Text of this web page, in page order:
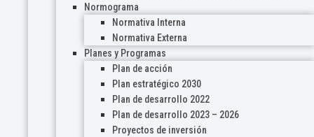
Normograma
Normativa Interna
Normativa Externa
Planes y Programas
Plan de acción
Plan estratégico 2030
Plan de desarrollo 2022
Plan de desarrollo 2023 – 2026
Proyectos de inversión